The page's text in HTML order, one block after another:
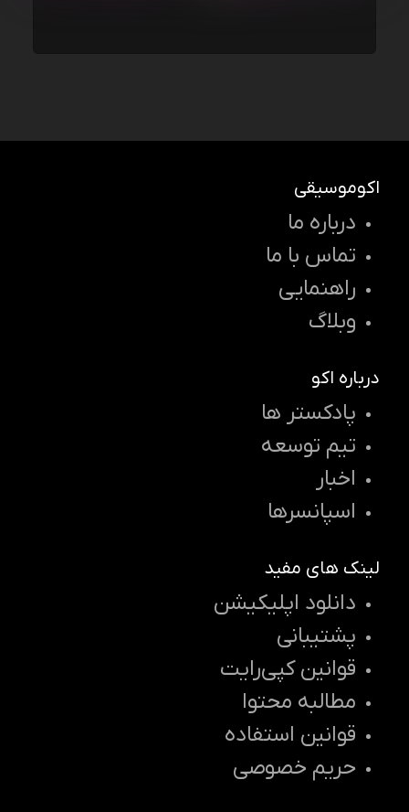
اکوموسیقی
درباره ما
تماس با ما
راهنمایی
وبلاگ
درباره اکو
پادکستر ها
تیم توسعه
اخبار
اسپانسرها
لینک های مفید
دانلود اپلیکیشن
پشتیبانی
قوانین کپی‌رایت
مطالبه محتوا
قوانین استفاده
حریم خصوصی